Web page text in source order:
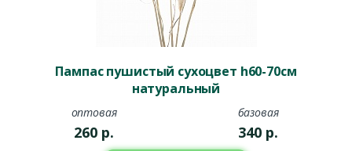
Пампас пушистый сухоцвет h60-70см
натуральный
оптовая
260 р.
базовая
340 р.